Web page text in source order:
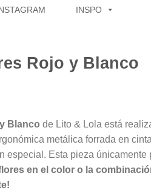
INSPO
Rojo y Blanco
Blanco de Lito & Lola está
metálica forrada en
especial. Esta pieza únicamente
en el color o la